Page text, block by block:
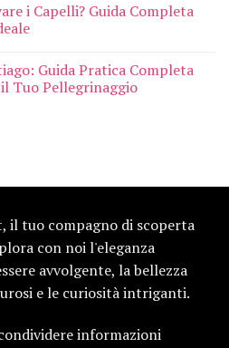
i Capelli? Guida Completa
Guida Pratica Completa
Tuo Pellegrinaggio
il tuo compagno di scoperta
con noi l'eleganza
avvolgente, la bellezza
e le curiosità intriganti.
informazioni